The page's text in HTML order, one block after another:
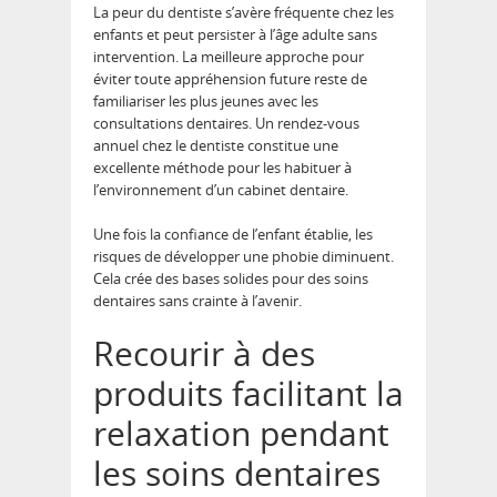
La peur du dentiste s’avère fréquente chez les
enfants et peut persister à l’âge adulte sans
intervention. La meilleure approche pour
éviter toute appréhension future reste de
familiariser les plus jeunes avec les
consultations dentaires. Un rendez-vous
annuel chez le dentiste constitue une
excellente méthode pour les habituer à
l’environnement d’un cabinet dentaire.
Une fois la confiance de l’enfant établie, les
risques de développer une phobie diminuent.
Cela crée des bases solides pour des soins
dentaires sans crainte à l’avenir.
Recourir à des
produits facilitant la
relaxation pendant
les soins dentaires